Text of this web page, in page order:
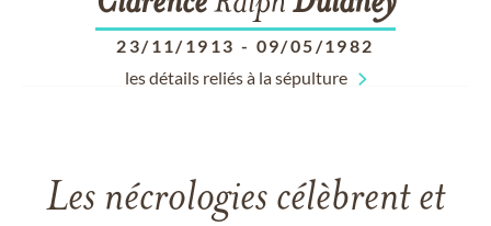
23/11/1913 - 09/05/1982
les détails reliés à la sépulture
Les nécrologies célèbrent et